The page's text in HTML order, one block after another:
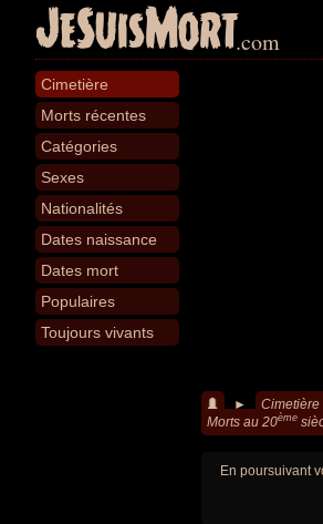
JeSuisMort.com
Cimetière
Morts récentes
Catégories
Sexes
Nationalités
Dates naissance
Dates mort
Populaires
Toujours vivants
► Cimetière
Morts au 20ème
En poursuivant